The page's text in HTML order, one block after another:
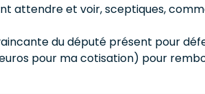
attendre et voir, sceptiques,
du député présent pour
pour ma cotisation) pour